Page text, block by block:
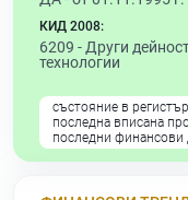
КИД 2008:
6209 - Други
технологии
състояние в
последна вписана
последни финансови